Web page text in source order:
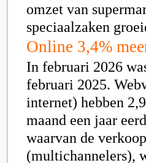
omzet van
speciaalzaken
Online 3,4%
In februari 2026
februari 2025.
internet) hebben
maand een jaar
waarvan de
(multichannelers),